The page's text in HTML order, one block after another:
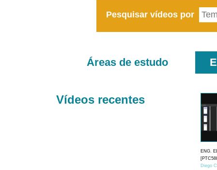
Pesquisar vídeos por
Áreas de estudo
Vídeos recentes
ENG.
Diego